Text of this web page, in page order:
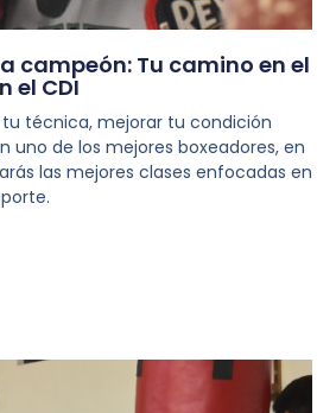
campeón: Tu camino en el
el CDI
tu técnica, mejorar tu condición
uno de los mejores boxeadores, en
las mejores clases enfocadas en